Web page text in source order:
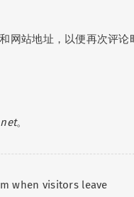
网站地址，以便再次评论
。
when visitors leave